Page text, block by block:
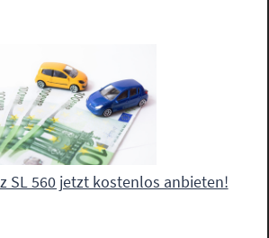
SL 560 jetzt kostenlos anbieten!